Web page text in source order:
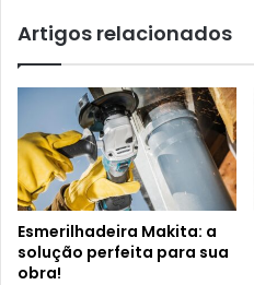
Artigos relacionados
Esmerilhadeira Makita: a
solução perfeita para sua
obra!